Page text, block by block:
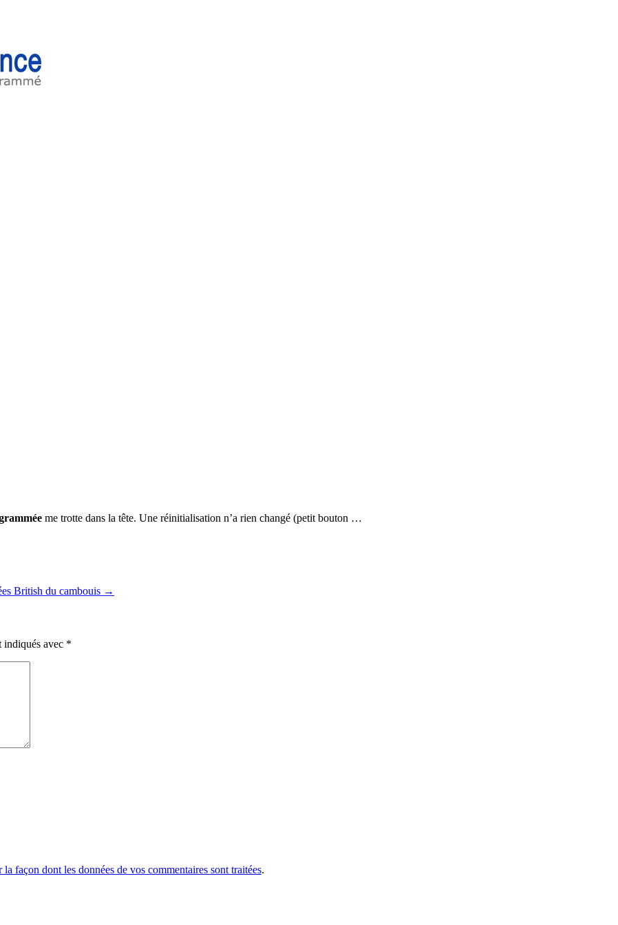
me trotte dans la tête. Une réinitialisation n’a rien changé (petit bouton …
British du cambouis →
indiqués avec *
façon dont les données de vos commentaires sont traitées.